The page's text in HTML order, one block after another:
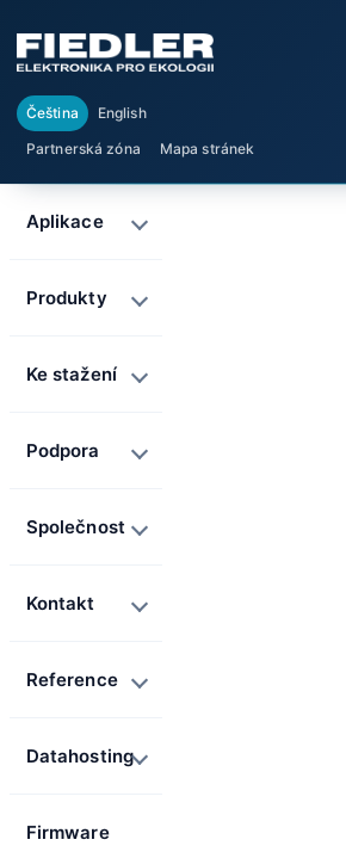
Čeština
English
Partnerská zóna
Mapa stránek
Aplikace
Produkty
Ke stažení
Podpora
Společnost
Kontakt
Reference
Datahosting
Firmware